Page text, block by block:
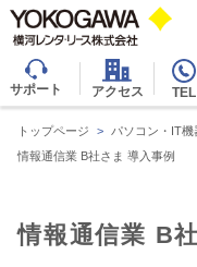
サポート アクセス TEL
トップページ > パソコン・IT機
情報通信業 B社さま 導入事例
情報通信業 B